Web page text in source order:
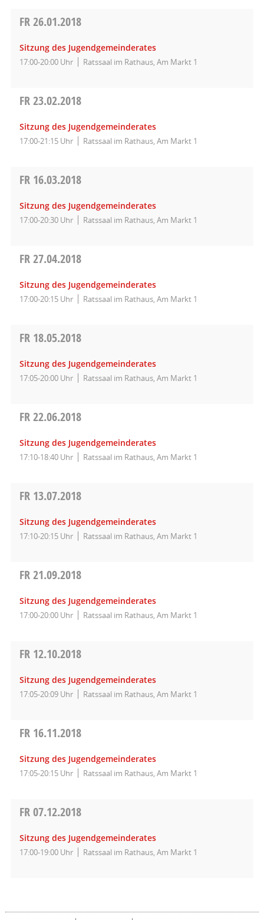
FR26.01.2018
Sitzung des Jugendgemeinderates
17:00-20:00 Uhr Ratssaal im Rathaus, Am Markt 1
FR23.02.2018
Sitzung des Jugendgemeinderates
17:00-21:15 Uhr Ratssaal im Rathaus, Am Markt 1
FR 16.03.2018
Sitzung des Jugendgemeinderates
17:00-20:30 Uhr Ratssaal im Rathaus, Am Markt 1
FR27.04.2018
Sitzung des Jugendgemeinderates
17:00-20:15 Uhr Ratssaal im Rathaus, Am Markt 1
FR 18.05.2018
Sitzung des Jugendgemeinderates
17:05-20:00 Uhr Ratssaal im Rathaus, Am Markt 1
FR22.06.2018
Sitzung des Jugendgemeinderates
17:10-18:40 Uhr Ratssaal im Rathaus, Am Markt 1
FR 13.07.2018
Sitzung des Jugendgemeinderates
17:10-20:15 Uhr Ratssaal im Rathaus, Am Markt 1
FR21.09.2018
Sitzung des Jugendgemeinderates
17:00-20:00 Uhr Ratssaal im Rathaus, Am Markt 1
FR 12.10.2018
Sitzung des Jugendgemeinderates
17:05-20:09 Uhr Ratssaal im Rathaus, Am Markt 1
FR 16.11.2018
Sitzung des Jugendgemeinderates
17:05-20:15 Uhr Ratssaal im Rathaus, Am Markt 1
FR07.12.2018
Sitzung des Jugendgemeinderates
17:00-19:00 Uhr Ratssaal im Rathaus, Am Markt 1